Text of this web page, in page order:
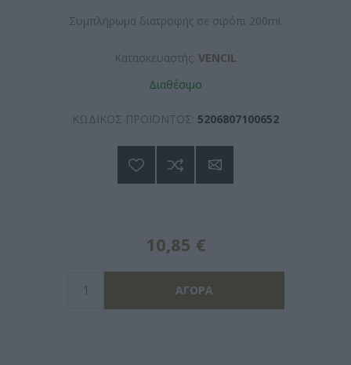
Συμπλήρωμα διατροφής σε σιρόπι 200ml.
Κατασκευαστής: VENCIL
Διαθέσιμο
ΚΩΔΙΚΟΣ ΠΡΟΪΟΝΤΟΣ: 5206807100652
10,85 €